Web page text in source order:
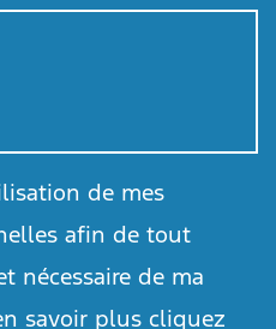
de mes
afin de tout
nécessaire de ma
savoir plus cliquez